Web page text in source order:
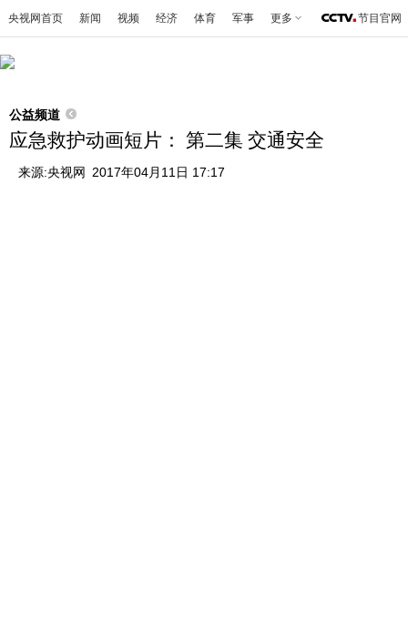
央视网首页 新闻 视频 经济 体育 军事 更多 节目官网
公益频道
应急救护动画短片： 第二集 交通安全
来源:央视网 2017年04月11日 17:17